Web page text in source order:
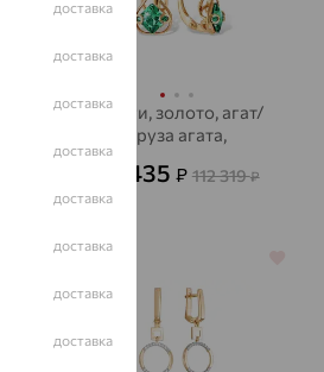
Серьги, золото, агат/
друза агата,
40 435 ₽ 112 319₽
доставка
доставка
доставка
доставка
доставка
доставка
доставка
доставка